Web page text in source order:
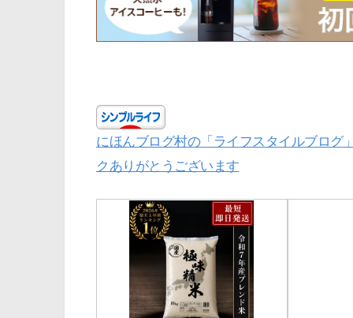
にほんブログ村の「ライフスタイルブログ
クありがとうございます